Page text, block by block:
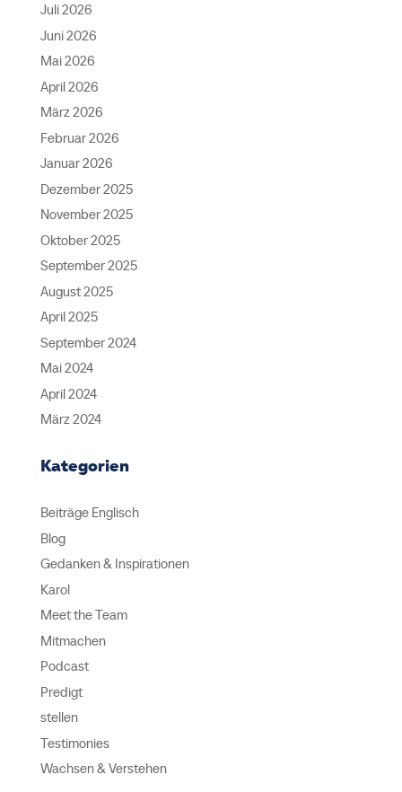
Juli 2026
Juni 2026
Mai 2026
April 2026
März 2026
Februar 2026
Januar 2026
Dezember 2025
November 2025
Oktober 2025
September 2025
August 2025
April 2025
September 2024
Mai 2024
April 2024
März 2024
Kategorien
Beiträge Englisch
Blog
Gedanken & Inspirationen
Karol
Meet the Team
Mitmachen
Podcast
Predigt
stellen
Testimonies
Wachsen & Verstehen